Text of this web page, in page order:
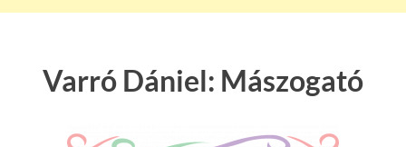
Varró Dániel: Mászogató